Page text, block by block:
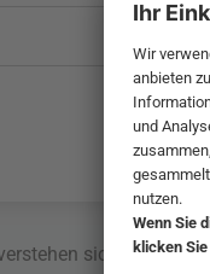
sich inklusive